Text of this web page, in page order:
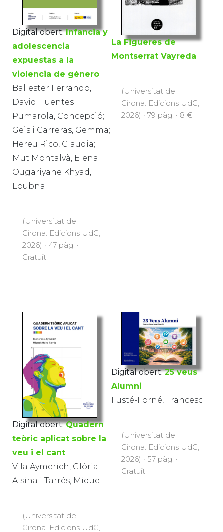
Digital obert: Infancia y
adolescencia
expuestas a la
violencia de género
Ballester Ferrando,
David; Fuentes
Pumarola, Concepció;
Geis i Carreras, Gemma;
Hereu Rico, Claudia;
Mut Montalvà, Elena;
Ougariyane Khyad,
Loubna
(Universitat de
Girona. Edicions UdG,
2026) · 47 pàg. ·
Gratuït
La Figueres de
Montserrat Vayreda
(Universitat de
Girona. Edicions UdG,
2026) · 79 pàg. · 8 €
Digital obert: Quadern
teòric aplicat sobre la
veu i el cant
Vila Aymerich, Glòria;
Alsina i Tarrés, Miquel
(Universitat de
Girona. Edicions UdG,
Digital obert: 25 veus
Alumni
Fusté-Forné, Francesc
(Universitat de
Girona. Edicions UdG,
2026) · 57 pàg. ·
Gratuït